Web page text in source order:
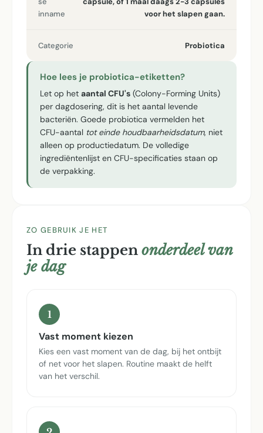
inname
voor het slapen gaan.
Categorie Probiotica
Hoe lees je probiotica-etiketten?
Let op het aantal CFU's (Colony-Forming Units)
per dagdosering, dit is het aantal levende
bacteriën. Goede probiotica vermelden het
CFU-aantal tot einde houdbaarheidsdatum, niet
alleen op productiedatum. De volledige
ingrediëntenlijst en CFU-specificaties staan op
de verpakking.
ZO GEBRUIK JE HET
In drie stappen onderdeel van
je dag
1
Vast moment kiezen
Kies een vast moment van de dag, bij het ontbijt
of net voor het slapen. Routine maakt de helft
van het verschil.